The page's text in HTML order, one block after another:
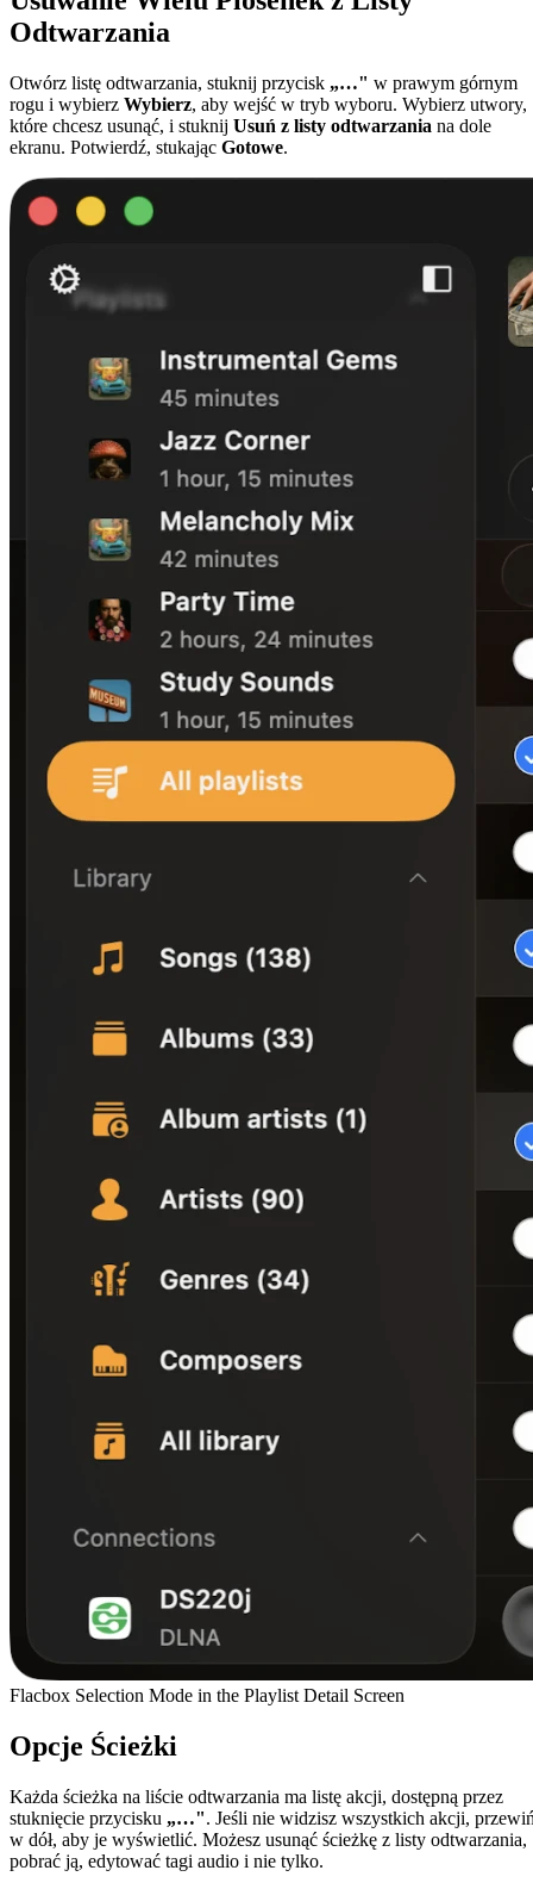
Odtwarzania
Otwórz listę odtwarzania, stuknij przycisk „…" w prawym górnym
rogu i wybierz Wybierz, aby wejść w tryb wyboru. Wybierz utwory,
które chcesz usunąć, i stuknij Usuń z listy odtwarzania na dole
ekranu. Potwierdź, stukając Gotowe.
Flacbox Selection Mode in the Playlist Detail Screen
Opcje Ścieżki
Każda ścieżka na liście odtwarzania ma listę akcji, dostępną przez
stuknięcie przycisku „…". Jeśli nie widzisz wszystkich akcji,
w dół, aby je wyświetlić. Możesz usunąć ścieżkę z listy odtwarzania,
pobrać ją, edytować tagi audio i nie tylko.